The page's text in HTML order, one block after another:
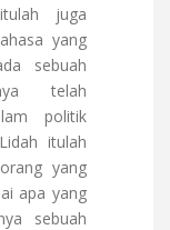
juga
yang
sebuah
telah
politik
itulah
yang
apa yang
sebuah